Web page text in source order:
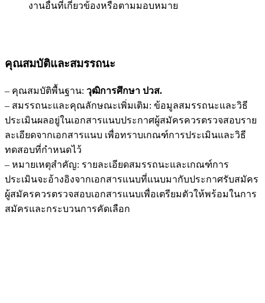
งานอื่นที่เกี่ยวข้องหรือตามมอบหมาย
คุณสมบัติและสมรรถนะ
– คุณสมบัติพื้นฐาน: วุฒิการศึกษา ปวส.
– สมรรถนะและคุณลักษณะเพิ่มเติม: ข้อมูลสมรรถนะและวิธี
ประเมินผลอยู่ในเอกสารแนบประกาศผู้สมัครควรตรวจสอบราย
ละเอียดจากเอกสารแนบ เพื่อทราบเกณฑ์การประเมินและวิธี
ทดสอบที่กำหนดไว้
– หมายเหตุสำคัญ: รายละเอียดสมรรถนะและเกณฑ์การ
ประเมินจะอ้างอิงจากเอกสารแนบที่แนบมากับประกาศรับสมัคร
ผู้สมัครควรตรวจสอบเอกสารแนบเพื่อเตรียมตัวให้พร้อมในการ
สมัครและกระบวนการคัดเลือก